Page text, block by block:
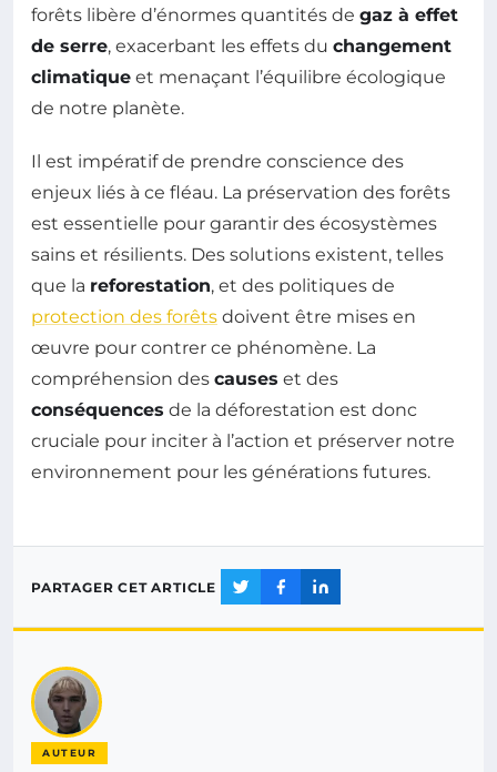
forêts libère d’énormes quantités de gaz à effet
de serre, exacerbant les effets du changement
climatique et menaçant l’équilibre écologique
de notre planète.
Il est impératif de prendre conscience des
enjeux liés à ce fléau. La préservation des forêts
est essentielle pour garantir des écosystèmes
sains et résilients. Des solutions existent, telles
que la reforestation, et des politiques de
protection des forêts doivent être mises en
œuvre pour contrer ce phénomène. La
compréhension des causes et des
conséquences de la déforestation est donc
cruciale pour inciter à l’action et préserver notre
environnement pour les générations futures.
PARTAGER CET ARTICLE
AUTEUR